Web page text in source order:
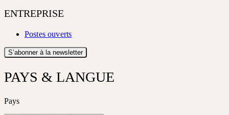
ENTREPRISE
Postes ouverts
S’abonner à la newsletter
PAYS & LANGUE
Pays